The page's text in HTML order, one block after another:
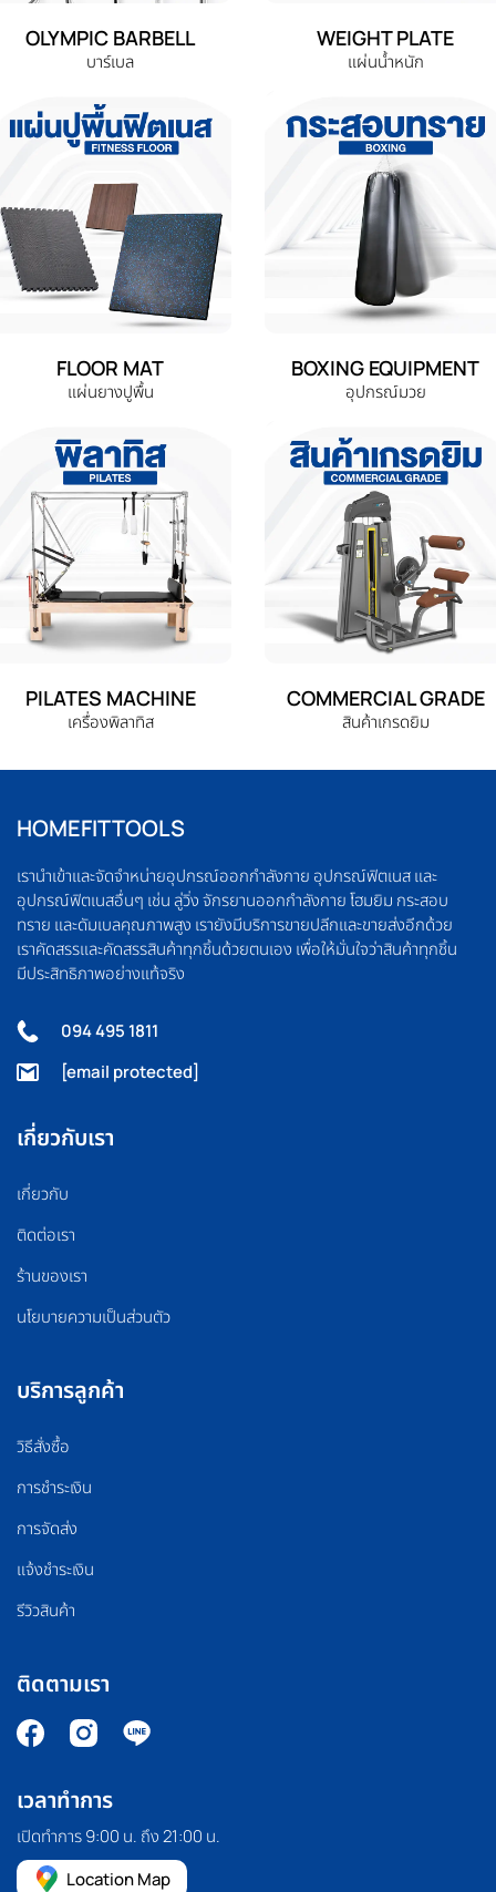
OLYMPIC BARBELL
บาร์เบล
WEIGHT PLATE
แผ่นน้ำหนัก
FLOOR MAT
แผ่นยางปูพื้น
BOXING EQUIPMENT
อุปกรณ์มวย
PILATES MACHINE
เครื่องพิลาทิส
COMMERCIAL GRADE
สินค้าเกรดยิม
HOMEFITTOOLS
เรานำเข้าและจัดจำหน่ายอุปกรณ์ออกกำลังกาย อุปกรณ์ฟิตเนส และ
อุปกรณ์ฟิตเนสอื่นๆ เช่น ลู่วิ่ง จักรยานออกกำลังกาย โฮมยิม กระสอบ
ทราย และดัมเบลคุณภาพสูง เรายังมีบริการขายปลีกและขายส่งอีกด้วย
เราคัดสรรและคัดสรรสินค้าทุกชิ้นด้วยตนเอง เพื่อให้มั่นใจว่าสินค้าทุกชิ้น
มีประสิทธิภาพอย่างแท้จริง
094 495 1811
[email protected]
เกี่ยวกับเรา
เกี่ยวกับ
ติดต่อเรา
ร้านของเรา
นโยบายความเป็นส่วนตัว
บริการลูกค้า
วิธีสั่งซื้อ
การชำระเงิน
การจัดส่ง
แจ้งชำระเงิน
รีวิวสินค้า
ติดตามเรา
เวลาทำการ
เปิดทำการ 9:00 น. ถึง 21:00 น.
Location Map